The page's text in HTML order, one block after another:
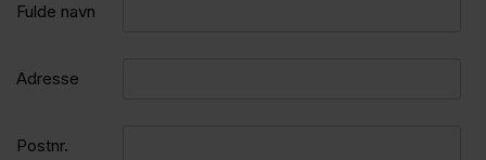
Fulde navn
Adresse
Postnr.